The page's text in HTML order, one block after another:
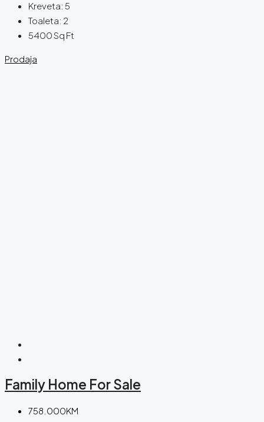
Kreveta: 5
Toaleta: 2
5400Sq Ft
Prodaja
Family Home For Sale
758.000KM